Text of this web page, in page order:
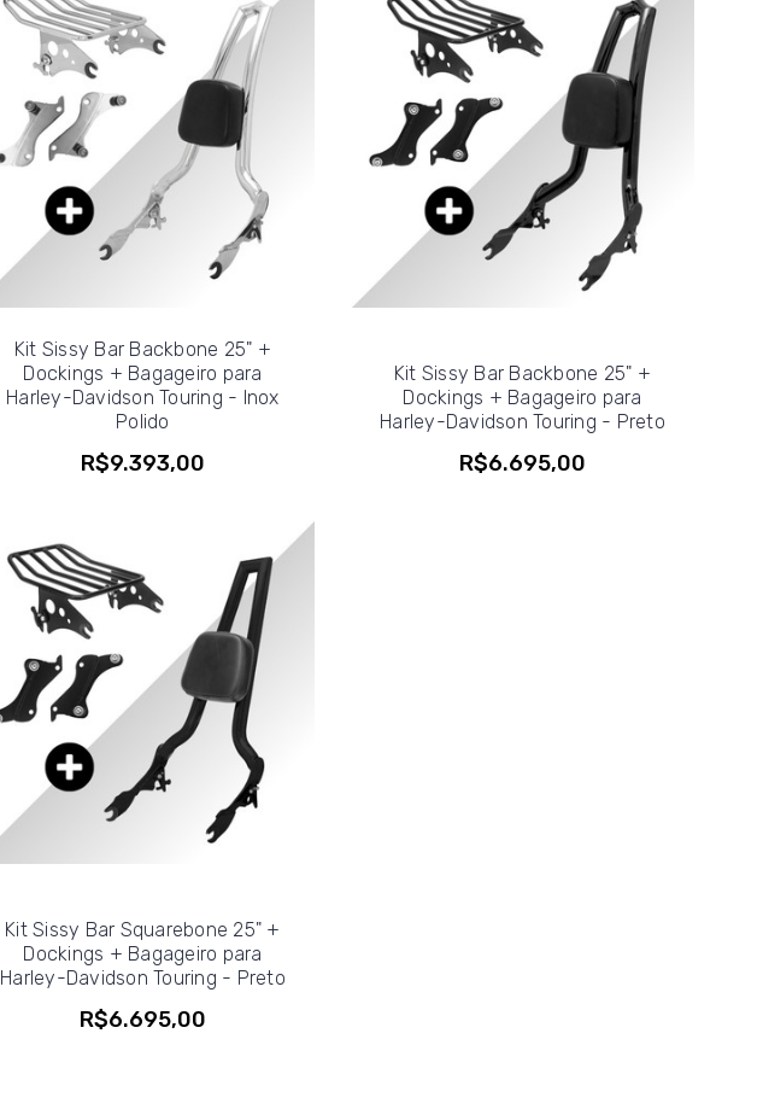
Kit Sissy Bar Backbone 25" +
Dockings + Bagageiro para
Harley-Davidson Touring - Inox
Polido
R$9.393,00
Kit Sissy Bar Backbone 25" +
Dockings + Bagageiro para
Harley-Davidson Touring - Preto
R$6.695,00
Kit Sissy Bar Squarebone 25" +
Dockings + Bagageiro para
Harley-Davidson Touring - Preto
R$6.695,00